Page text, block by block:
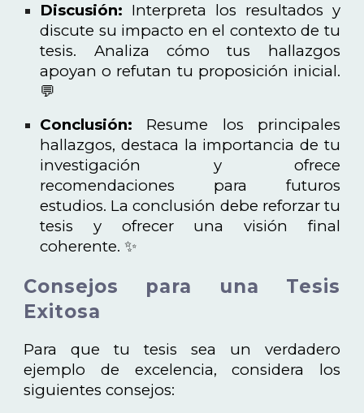
Discusión: Interpreta los resultados y
discute su impacto en el contexto de tu
tesis. Analiza cómo tus hallazgos
apoyan o refutan tu proposición inicial.
💬
Conclusión: Resume los principales
hallazgos, destaca la importancia de tu
investigación y ofrece
recomendaciones para futuros
estudios. La conclusión debe reforzar tu
tesis y ofrecer una visión final
coherente. ✨
Consejos para una Tesis
Exitosa
Para que tu tesis sea un verdadero
ejemplo de excelencia, considera los
siguientes consejos: